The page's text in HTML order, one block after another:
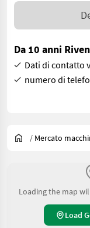
Da 10 anni
Dati di contatto
numero di
/ Mercato
Loading the map
Load